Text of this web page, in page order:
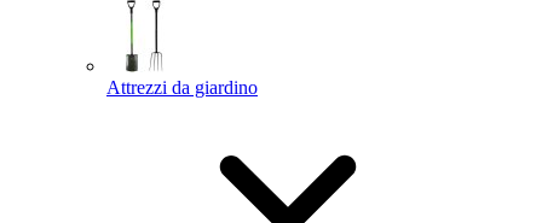
Attrezzi da giardino